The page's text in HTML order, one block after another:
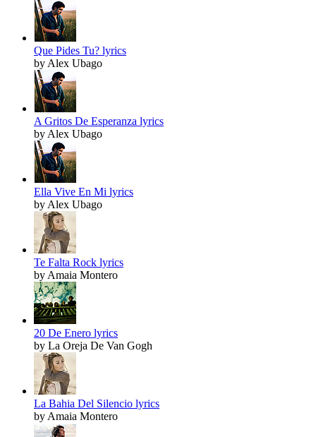
Que Pides Tu? lyrics
by Alex Ubago
A Gritos De Esperanza lyrics
by Alex Ubago
Ella Vive En Mi lyrics
by Alex Ubago
Te Falta Rock lyrics
by Amaia Montero
20 De Enero lyrics
by La Oreja De Van Gogh
La Bahia Del Silencio lyrics
by Amaia Montero